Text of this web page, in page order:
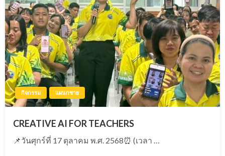
กิจกรรม แผนกชาย
CREATIVE AI FOR TEACHERS
📌วันศุกร์ที่ 17 ตุลาคม พ.ศ. 2568⏰ (เวลา …